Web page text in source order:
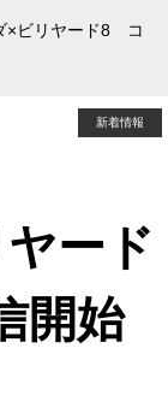
×ビリヤード8 コ
新着情報
ード
開始